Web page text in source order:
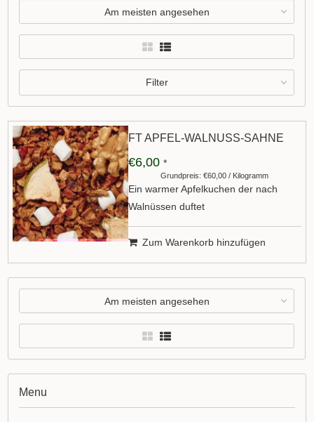
Am meisten angesehen
Filter
FT APFEL-WALNUSS-SAHNE
€6,00 *
Grundpreis: €60,00 / Kilogramm
Ein warmer Apfelkuchen der nach
Walnüssen duftet
Zum Warenkorb hinzufügen
Am meisten angesehen
Menu